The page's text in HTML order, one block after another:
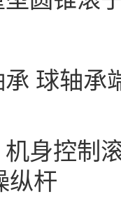
承 球轴承
身控制
纵杆